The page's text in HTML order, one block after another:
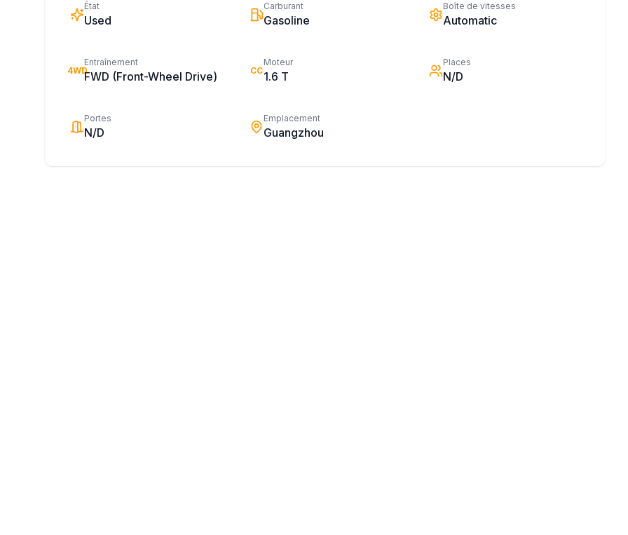
État
Used
Carburant
Gasoline
Boîte de vitesses
Automatic
4WD
Entraînement
FWD (Front-Wheel Drive) CC
Moteur
1.6 T
Places
N/D
Portes
N/D
Emplacement
Guangzhou